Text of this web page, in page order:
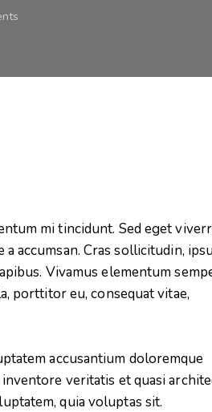
mi tincidunt. Sed eget
accumsan. Cras sollicitudin,
Vivamus elementum
porttitor eu, consequat vitae,
accusantium doloremque
veritatis et quasi
quia voluptas sit.